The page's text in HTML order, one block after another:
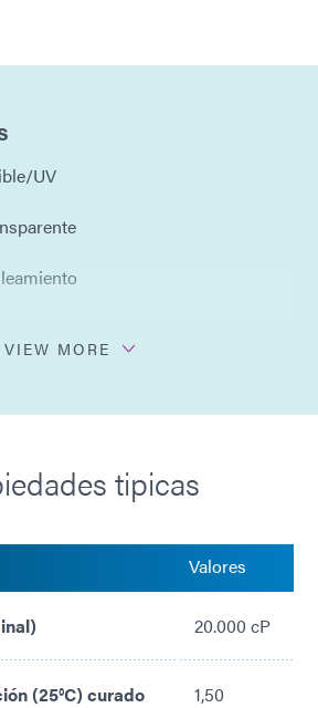
UV
VIEW MORE
tipicas
Valores
20.000 cP
(25°C) curado 1,50